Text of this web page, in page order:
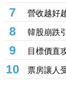
本、
增
7
營收越好
「砍到見
高也挨刀
8
韓股崩跌
「錢」進
9
目標價直
32.86%
10
票房讓人
因曝「王